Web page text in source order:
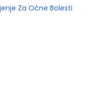
Za Očne Bolesti